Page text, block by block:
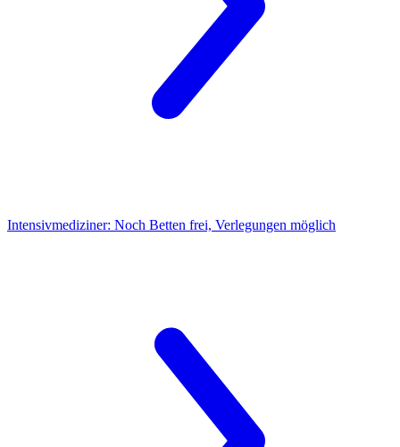
Intensivmediziner: Noch Betten frei, Verlegungen möglich